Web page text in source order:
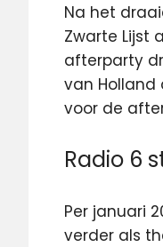
Na het
Zwarte Lijst
afterparty
van Holland
voor de
Radio 6
Per januari
verder als